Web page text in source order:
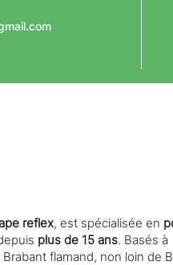
reflex, est spécialisée en
plus de 15 ans. Basés à
flamand, non loin de